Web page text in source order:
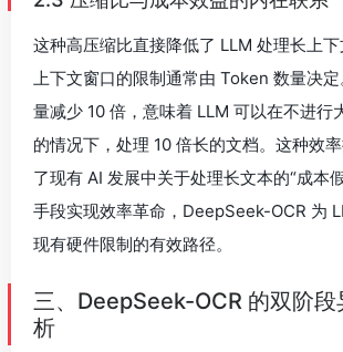
这种高压缩比直接降低了 LLM 处理长上下
上下文窗口的限制通常由 Token 数量决
量减少 10 倍，意味着 LLM 可以在不进行
的情况下，处理 10 倍长的文档。这种效
了现有 AI 发展中关于处理长文本的“成本
手段实现效率革命，DeepSeek-OCR 为
现有硬件限制的有效路径。
三、DeepSeek-OCR 的双阶段
析